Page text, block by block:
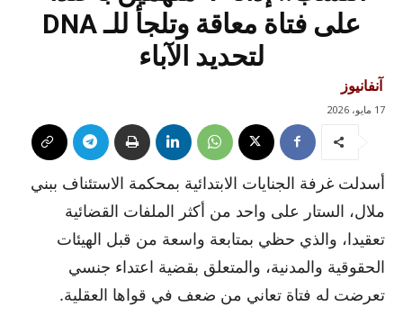
على فتاة معاقة وتلجأ للـ DNA
لتحديد الآباء
آنفانيوز
17 مايو، 2026
أسدلت غرفة الجنايات الابتدائية بمحكمة الاستئناف ببني
ملال، الستار على واحد من أكثر الملفات القضائية
تعقيدا، والذي حظي بمتابعة واسعة من قبل الهيئات
الحقوقية والمدنية، والمتعلق بقضية اعتداء جنسي
تعرضت له فتاة تعاني من ضعف في قواها العقلية.